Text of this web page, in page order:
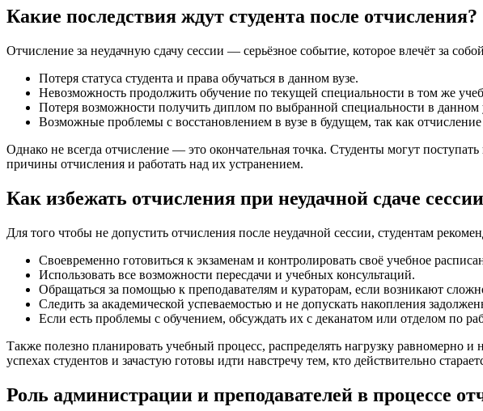
Какие последствия ждут студента после отчисления?
Отчисление за неудачную сдачу сессии — серьёзное событие, которое влечёт за
Потеря статуса студента и права обучаться в данном вузе.
Невозможность продолжить обучение по текущей специальности в том же
Потеря возможности получить диплом по выбранной специальности в данном
Возможные проблемы с восстановлением в вузе в будущем, так как
Однако не всегда отчисление — это окончательная точка. Студенты могут
причины отчисления и работать над их устранением.
Как избежать отчисления при неудачной сдаче
Для того чтобы не допустить отчисления после неудачной сессии, студентам
Своевременно готовиться к экзаменам и контролировать своё учебное
Использовать все возможности пересдачи и учебных консультаций.
Обращаться за помощью к преподавателям и кураторам, если возникают
Следить за академической успеваемостью и не допускать накопления
Если есть проблемы с обучением, обсуждать их с деканатом или отделом по
Также полезно планировать учебный процесс, распределять нагрузку равномерно
успехах студентов и зачастую готовы идти навстречу тем, кто действительно
Роль администрации и преподавателей в процессе